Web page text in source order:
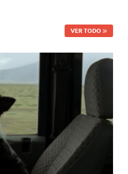
VER TODO